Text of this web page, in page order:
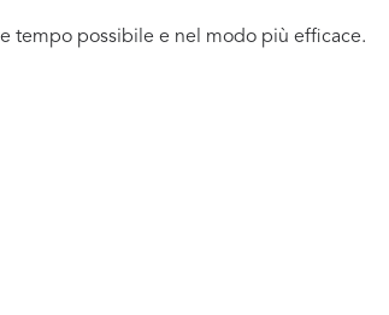
tempo possibile e nel modo più efficace.